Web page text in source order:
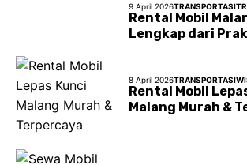
9 April 2026TRANSPORTASI
Rental Mobil
Lengkap dari
8 April 2026TRANSPORTASI
Rental Mobil
Malang Murah &